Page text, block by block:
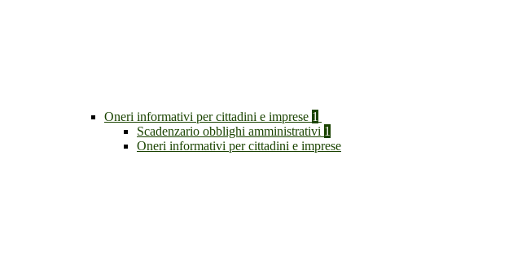
Oneri informativi per cittadini e imprese 1
Scadenzario obblighi amministrativi 1
Oneri informativi per cittadini e imprese